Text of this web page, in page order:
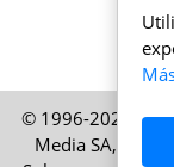
© 1996-2026
Media SA,